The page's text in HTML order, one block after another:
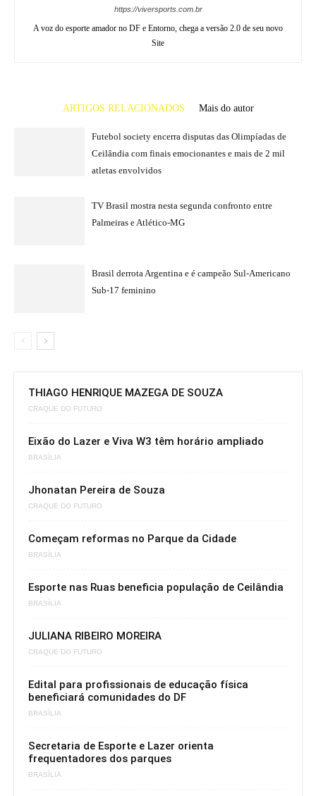
https://viversports.com.br
A voz do esporte amador no DF e Entorno, chega a versão 2.0 de seu novo
Site
ARTIGOS RELACIONADOS Mais do autor
Futebol society encerra disputas das Olimpíadas de
Ceilândia com finais emocionantes e mais de 2 mil
atletas envolvidos
TV Brasil mostra nesta segunda confronto entre
Palmeiras e Atlético-MG
Brasil derrota Argentina e é campeão Sul-Americano
Sub-17 feminino
THIAGO HENRIQUE MAZEGA DE SOUZA
CRAQUE DO FUTURO
Eixão do Lazer e Viva W3 têm horário ampliado
BRASÍLIA
Jhonatan Pereira de Souza
CRAQUE DO FUTURO
Começam reformas no Parque da Cidade
BRASÍLIA
Esporte nas Ruas beneficia população de Ceilândia
BRASÍLIA
JULIANA RIBEIRO MOREIRA
CRAQUE DO FUTURO
Edital para profissionais de educação física
beneficiará comunidades do DF
BRASÍLIA
Secretaria de Esporte e Lazer orienta
frequentadores dos parques
BRASÍLIA